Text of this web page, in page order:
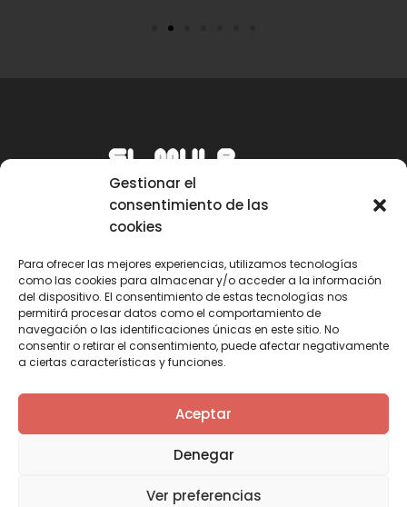
Gestionar el
consentimiento de las
cookies
Para ofrecer las mejores experiencias, utilizamos tecnologías
como las cookies para almacenar y/o acceder a la información
del dispositivo. El consentimiento de estas tecnologías nos
permitirá procesar datos como el comportamiento de
navegación o las identificaciones únicas en este sitio. No
consentir o retirar el consentimiento, puede afectar negativamente
a ciertas características y funciones.
Aceptar
Denegar
Ver preferencias
Email
mule@mulecarajonero.com
Síguenos en redes sociales
a
T
w
i
t
Y
o
u
t
n